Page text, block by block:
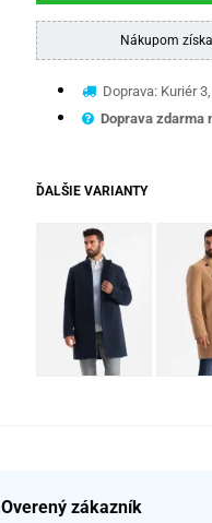
Nákupom
Doprava: Kuriér
Doprava zdarma
ĎALŠIE VARIANTY
Overený zákazník